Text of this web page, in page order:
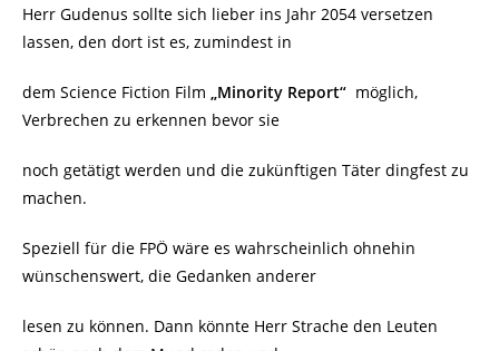
Herr Gudenus sollte sich lieber ins Jahr 2054 versetzen
lassen, den dort ist es, zumindest in
dem Science Fiction Film „Minority Report“ möglich,
Verbrechen zu erkennen bevor sie
noch getätigt werden und die zukünftigen Täter dingfest zu
machen.
Speziell für die FPÖ wäre es wahrscheinlich ohnehin
wünschenswert, die Gedanken anderer
lesen zu können. Dann könnte Herr Strache den Leuten